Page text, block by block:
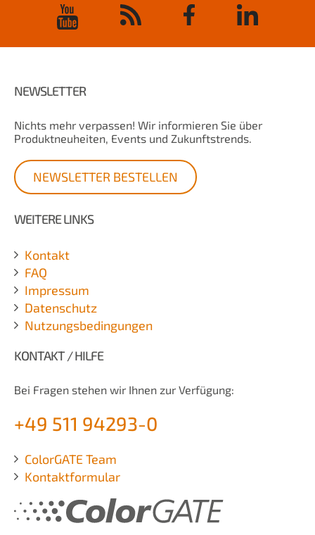
NEWSLETTER
Nichts mehr verpassen! Wir informieren Sie über
Produktneuheiten, Events und Zukunftstrends.
NEWSLETTER BESTELLEN
WEITERE LINKS
Kontakt
FAQ
Impressum
Datenschutz
Nutzungsbedingungen
KONTAKT / HILFE
Bei Fragen stehen wir Ihnen zur Verfügung:
+49 511 94293-0
ColorGATE Team
Kontaktformular